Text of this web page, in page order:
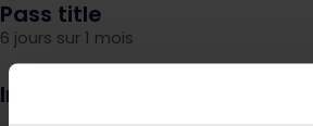
Pass title
6 jours sur 1 mois
Image